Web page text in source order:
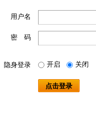
用户名
密 码
隐身登录 开启 关闭
点击登录